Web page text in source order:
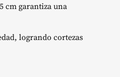
cm garantiza una
logrando cortezas